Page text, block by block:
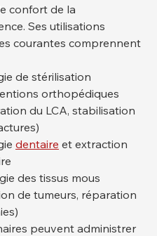
confort de la
Ses utilisations
courantes comprennent
de stérilisation
orthopédiques
du LCA, stabilisation
dentaire et extraction
des tissus mous
de tumeurs, réparation
peuvent administrer